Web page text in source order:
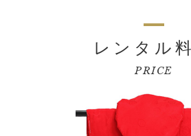
レンタル
PRICE